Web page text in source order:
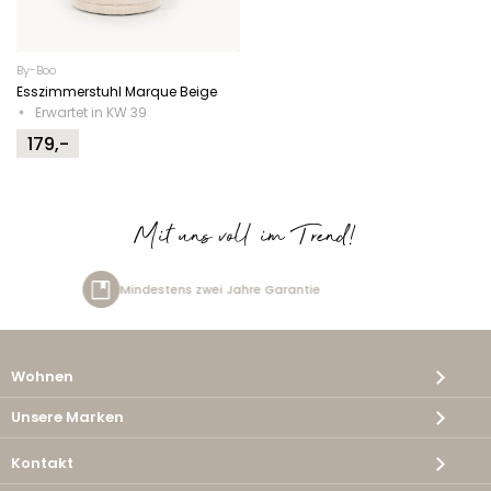
By-Boo
Esszimmerstuhl Marque Beige
Erwartet in KW 39
179,-
Mit uns voll im Trend!
zwei Jahre Garantie
Wohnen
Unsere Marken
Kontakt